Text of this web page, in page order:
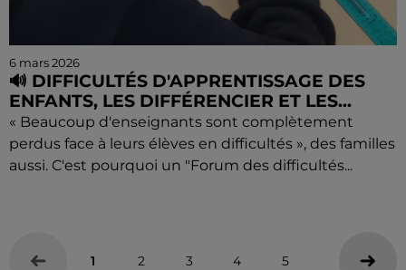
6 mars 2026
🔊 DIFFICULTÉS D'APPRENTISSAGE DES
ENFANTS, LES DIFFÉRENCIER ET LES...
« Beaucoup d'enseignants sont complètement
perdus face à leurs élèves en difficultés », des familles
aussi. C'est pourquoi un "Forum des difficultés...
1 2 3 4 5